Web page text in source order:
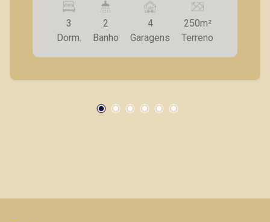
3
Dorm.
2
Banho
4
Garagens
250m²
Terreno